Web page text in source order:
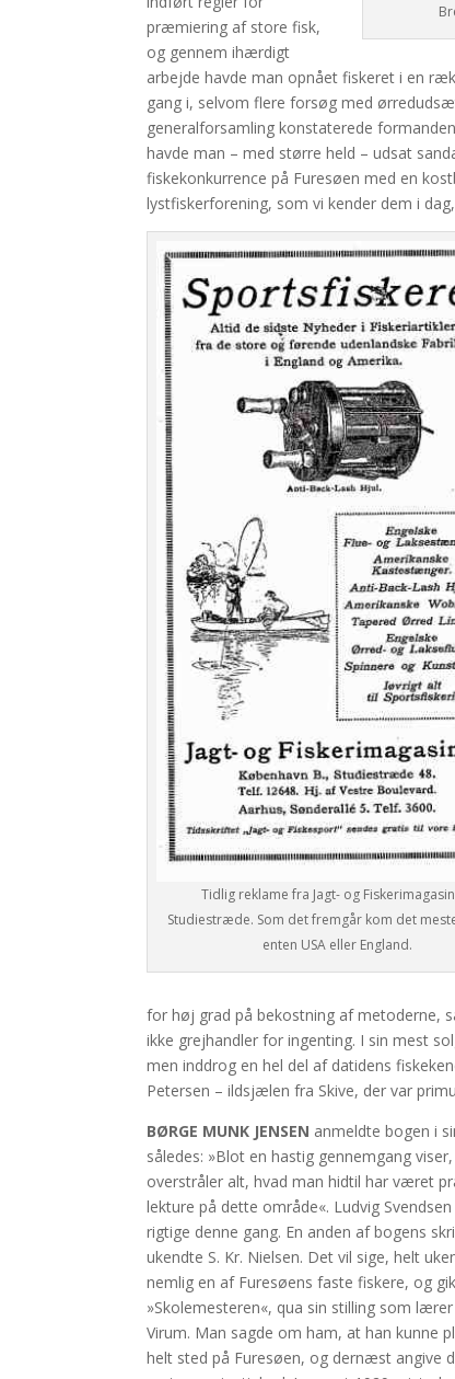
præmiering af store fisk,
og gennem ihærdigt
arbejde havde man opnået fiskeret i en
gang i, selvom flere forsøg med
generalforsamling konstaterede
havde man – med større held – udsat
fiskekonkurrence på Furesøen med en
lystfiskerforening, som vi kender dem i
Tidlig reklame fra Jagt- og
Studiestræde. Som det fremgår kom det
enten USA eller England.
for høj grad på bekostning af metoderne,
ikke grejhandler for ingenting. I sin mest
men inddrog en hel del af datidens
Petersen – ildsjælen fra Skive, der var
BØRGE MUNK JENSEN anmeldte bogen i
således: »Blot en hastig gennemgang
overstråler alt, hvad man hidtil har været
lekture på dette område«. Ludvig
rigtige denne gang. En anden af bogens
ukendte S. Kr. Nielsen. Det vil sige, helt
nemlig en af Furesøens faste fiskere, og
»Skolemesteren«, qua sin stilling som
Virum. Man sagde om ham, at han kunne
helt sted på Furesøen, og dernæst angive